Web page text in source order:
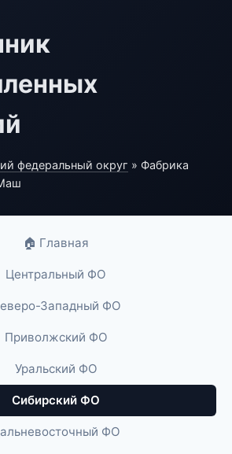
федеральный округ » Фабрика
🏠 Главная
Центральный ФО
Западный ФО
Приволжский ФО
Уральский ФО
Сибирский ФО
ФО